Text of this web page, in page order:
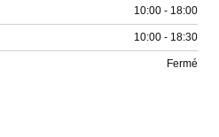
10:00 - 18:00
10:00 - 18:30
Fermé